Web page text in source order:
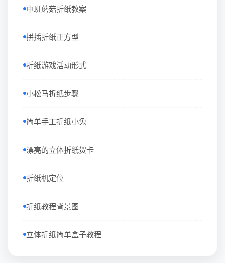
中班蘑菇折纸教案
拼插折纸正方型
折纸游戏活动形式
小松马折纸步骤
简单手工折纸小兔
漂亮的立体折纸贺卡
折纸机定位
折纸教程背景图
立体折纸简单盒子教程